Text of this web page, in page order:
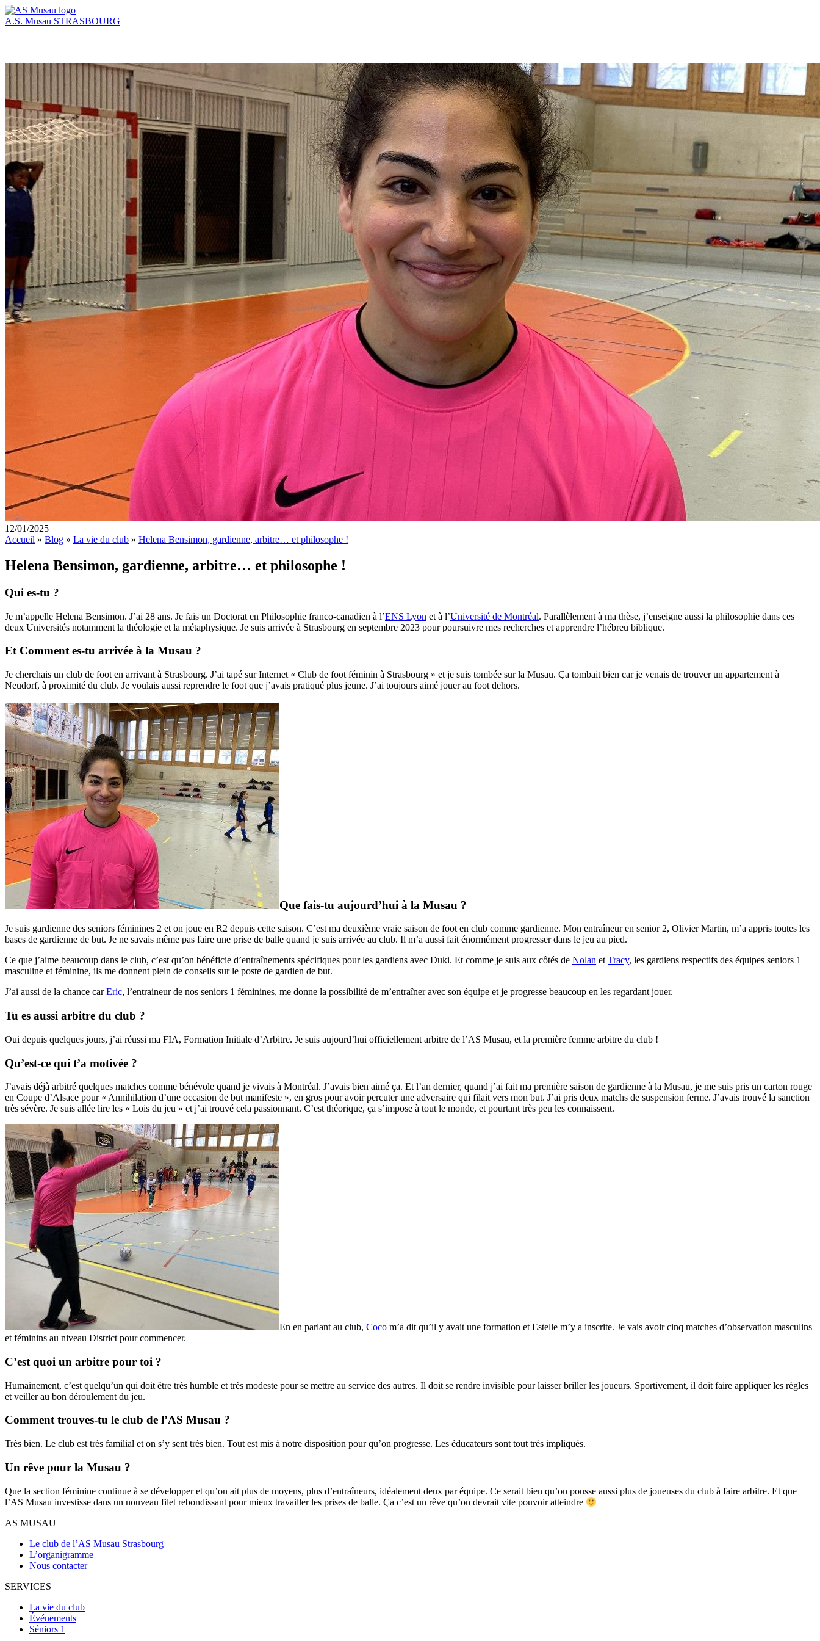
A.S. Musau STRASBOURG
12/01/2025
Accueil » Blog » La vie du club » Helena Bensimon, gardienne, arbitre… et philosophe !
Helena Bensimon, gardienne, arbitre… et philosophe !
Qui es-tu ?
Je m’appelle Helena Bensimon. J’ai 28 ans. Je fais un Doctorat en Philosophie franco-canadien à l’ENS Lyon et à l’Université de Montréal. Parallèlement à ma thèse, j’enseigne aussi la philosophie dans ces
deux Universités notamment la théologie et la métaphysique. Je suis arrivée à Strasbourg en septembre 2023 pour poursuivre mes recherches et apprendre l’hébreu biblique.
Et Comment es-tu arrivée à la Musau ?
Je cherchais un club de foot en arrivant à Strasbourg. J’ai tapé sur Internet « Club de foot féminin à Strasbourg » et je suis tombée sur la Musau. Ça tombait bien car je venais de trouver un appartement à
Neudorf, à proximité du club. Je voulais aussi reprendre le foot que j’avais pratiqué plus jeune. J’ai toujours aimé jouer au foot dehors.
Que fais-tu aujourd’hui à la Musau ?
Je suis gardienne des seniors féminines 2 et on joue en R2 depuis cette saison. C’est ma deuxième vraie saison de foot en club comme gardienne. Mon entraîneur en senior 2, Olivier Martin, m’a appris toutes les
bases de gardienne de but. Je ne savais même pas faire une prise de balle quand je suis arrivée au club. Il m’a aussi fait énormément progresser dans le jeu au pied.
Ce que j’aime beaucoup dans le club, c’est qu’on bénéficie d’entraînements spécifiques pour les gardiens avec Duki. Et comme je suis aux côtés de Nolan etTracy, les gardiens respectifs des équipes seniors 1
masculine et féminine, ils me donnent plein de conseils sur le poste de gardien de but.
J’ai aussi de la chance carEric, l’entraineur de nos seniors 1 féminines, me donne la possibilité de m’entraîner avec son équipe et je progresse beaucoup en les regardant jouer.
Tu es aussi arbitre du club ?
Oui depuis quelques jours, j’ai réussi ma FIA, Formation Initiale d’Arbitre. Je suis aujourd’hui officiellement arbitre de l’AS Musau, et la première femme arbitre du club !
Qu’est-ce qui t’a motivée ?
J’avais déjà arbitré quelques matches comme bénévole quand je vivais à Montréal. J’avais bien aimé ça. Et l’an dernier, quand j’ai fait ma première saison de gardienne à la Musau, je me suis pris un carton rouge
en Coupe d’Alsace pour « Annihilation d’une occasion de but manifeste », en gros pour avoir percuter une adversaire qui filait vers mon but. J’ai pris deux matchs de suspension ferme. J’avais trouvé la sanction
très sévère. Je suis allée lire les « Lois du jeu » et j’ai trouvé cela passionnant. C’est théorique, ça s’impose à tout le monde, et pourtant très peu les connaissent.
En en parlant au club, Coco m’a dit qu’il y avait une formation et Estelle m’y a inscrite. Je vais avoir cinq matches d’observation masculins
et féminins au niveau District pour commencer.
C’est quoi un arbitre pour toi ?
Humainement, c’est quelqu’un qui doit être très humble et très modeste pour se mettre au service des autres. Il doit se rendre invisible pour laisser briller les joueurs. Sportivement, il doit faire appliquer les règles
et veiller au bon déroulement du jeu.
Comment trouves-tu le club de l’AS Musau ?
Très bien. Le club est très familial et on s’y sent très bien. Tout est mis à notre disposition pour qu’on progresse. Les éducateurs sont tout très impliqués.
Un rêve pour la Musau ?
Que la section féminine continue à se développer et qu’on ait plus de moyens, plus d’entraîneurs, idéalement deux par équipe. Ce serait bien qu’on pousse aussi plus de joueuses du club à faire arbitre. Et que
l’AS Musau investisse dans un nouveau filet rebondissant pour mieux travailler les prises de balle. Ça c’est un rêve qu’on devrait vite pouvoir atteindre
AS MUSAU
Le club de l’AS Musau Strasbourg
L’organigramme
Nous contacter
SERVICES
La vie du club
Événements
Séniors 1